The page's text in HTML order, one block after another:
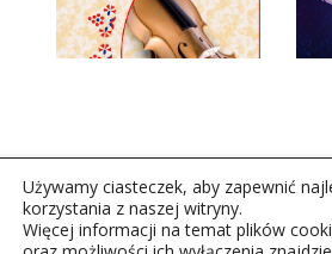
Używamy ciasteczek, aby zapewnić
korzystania z naszej witryny.
Więcej informacji na temat plików